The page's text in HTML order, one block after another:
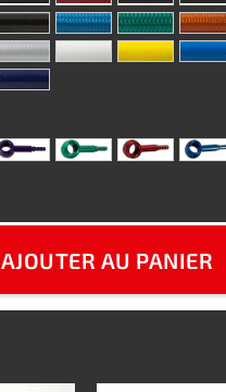
AJOUTER AU PANIER